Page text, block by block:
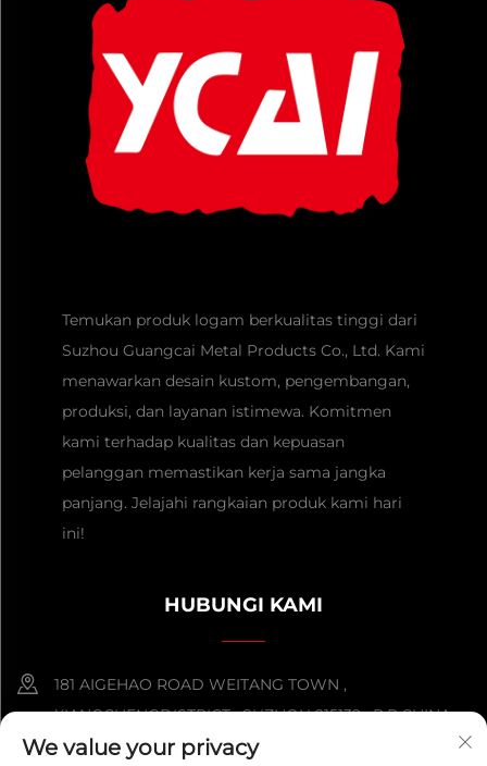
Temukan produk logam berkualitas tinggi dari
Suzhou Guangcai Metal Products Co., Ltd. Kami
menawarkan desain kustom, pengembangan,
produksi, dan layanan istimewa. Komitmen
kami terhadap kualitas dan kepuasan
pelanggan memastikan kerja sama jangka
panjang. Jelajahi rangkaian produk kami hari
ini!
HUBUNGI KAMI
181 AIGEHAO ROAD WEITANG TOWN ,
XIANGCHENGDISTRICT , SUZHOU 215132 , P.R.CHINA
+86-152 5000 0863
We value your privacy